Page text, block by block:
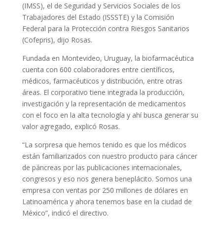
(IMSS), el de Seguridad y Servicios Sociales de los
Trabajadores del Estado (ISSSTE) y la Comisión
Federal para la Protección contra Riesgos Sanitarios
(Cofepris), dijo Rosas.
Fundada en Montevideo, Uruguay, la biofarmacéutica
cuenta con 600 colaboradores entre científicos,
médicos, farmacéuticos y distribución, entre otras
áreas. El corporativo tiene integrada la producción,
investigación y la representación de medicamentos
con el foco en la alta tecnología y ahí busca generar su
valor agregado, explicó Rosas.
“La sorpresa que hemos tenido es que los médicos
están familiarizados con nuestro producto para cáncer
de páncreas por las publicaciones internacionales,
congresos y eso nos genera beneplácito. Somos una
empresa con ventas por 250 millones de dólares en
Latinoamérica y ahora tenemos base en la ciudad de
México”, indicó el directivo.